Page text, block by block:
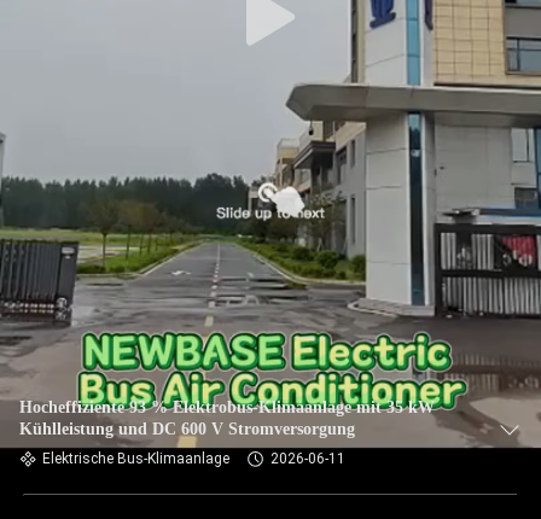
Hocheffiziente 93 % Elektrobus-Klimaanlage mit 35 kW
Kühlleistung und DC 600 V Stromversorgung
Elektrische Bus-Klimaanlage 2026-06-11